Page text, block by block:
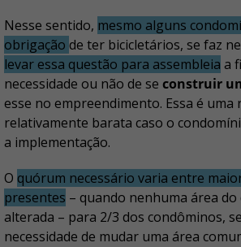
Nesse sentido, mesmo alguns
obrigação de ter bicicletários, se faz
levar essa questão para assembleia a
necessidade ou não de se construir
esse no empreendimento. Essa é uma
relativamente barata caso o
a implementação.
O quórum necessário varia entre
presentes – quando nenhuma área
alterada – para 2/3 dos condôminos,
necessidade de mudar uma área